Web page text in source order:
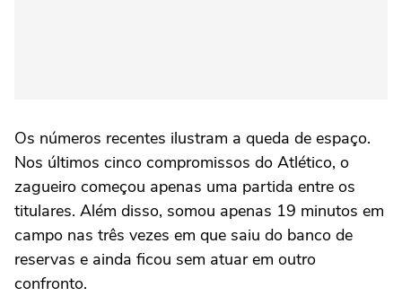
Os números recentes ilustram a queda de espaço.
Nos últimos cinco compromissos do Atlético, o
zagueiro começou apenas uma partida entre os
titulares. Além disso, somou apenas 19 minutos em
campo nas três vezes em que saiu do banco de
reservas e ainda ficou sem atuar em outro
confronto.